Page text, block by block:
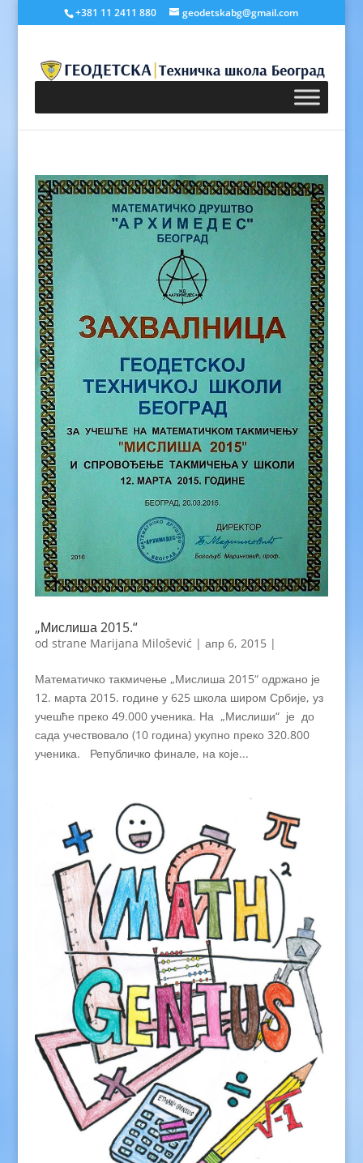
+381 11 2411 880 geodetskabg@gmail.com
„Мислиша 2015.“
od strane Marijana Milošević | апр 6, 2015|
Математичко такмичење „Мислиша 2015“ одржано је
12. марта 2015. године у 625 школа широм Србије, уз
учешће преко 49.000 ученика. На „Мислиши“ је до
сада учествовало (10 година) укупно преко 320.800
ученика. Републичко финале, на које...